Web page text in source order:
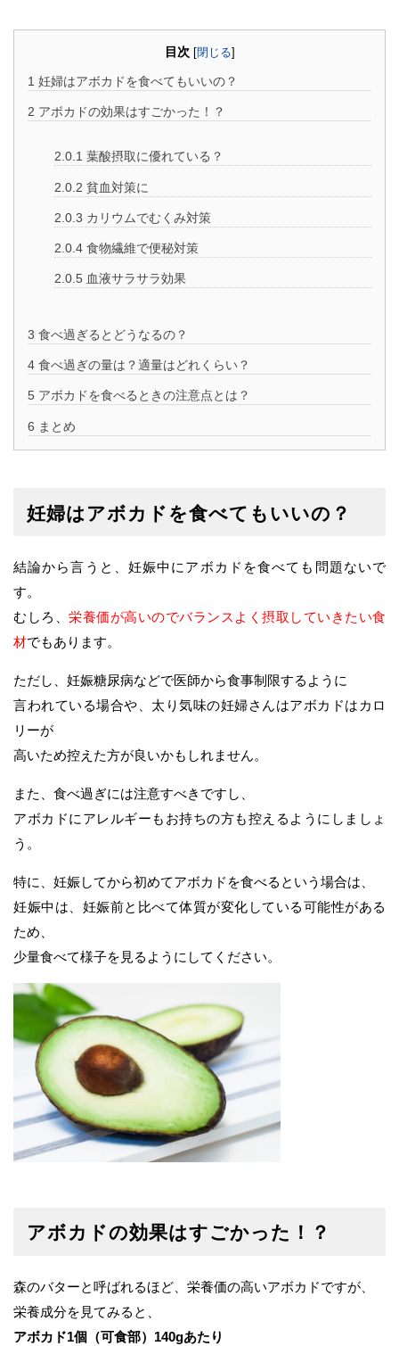
目次 [閉じる]
1 妊婦はアボカドを食べてもいいの？
2 アボカドの効果はすごかった！？
2.0.1 葉酸摂取に優れている？
2.0.2 貧血対策に
2.0.3 カリウムでむくみ対策
2.0.4 食物繊維で便秘対策
2.0.5 血液サラサラ効果
3 食べ過ぎるとどうなるの？
4 食べ過ぎの量は？適量はどれくらい？
5 アボカドを食べるときの注意点とは？
6 まとめ
妊婦はアボカドを食べてもいいの？
結論から言うと、妊娠中にアボカドを食べても問題ないで
す。
むしろ、 栄養価が高いのでバランスよく摂取していきたい食
材でもあります。
ただし、妊娠糖尿病などで医師から食事制限するように
言われている場合や、太り気味の妊婦さんはアボカドはカロ
リーが
高いため控えた方が良いかもしれません。
また、食べ過ぎには注意すべきですし、
アボカドにアレルギーもお持ちの方も控えるようにしましょ
う。
特に、妊娠してから初めてアボカドを食べるという場合は、
妊娠中は、妊娠前と比べて体質が変化している可能性がある
ため、
少量食べて様子を見るようにしてください。
アボカドの効果はすごかった！？
森のバターと呼ばれるほど、栄養価の高いアボカドですが、
栄養成分を見てみると、
アボカド1個（可食部）140gあたり